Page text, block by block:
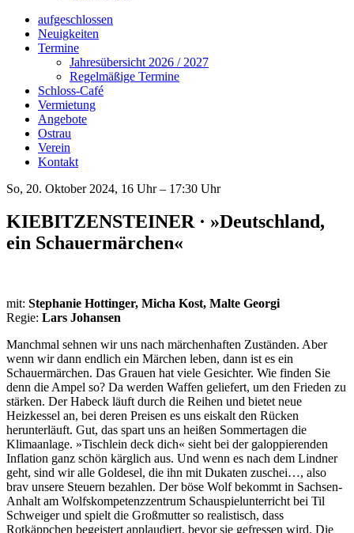
aufgeschlossen
Neuigkeiten
Termine
Jahresübersicht 2026 / 2027
Regelmäßige Termine
Schloss-Café
Vermietung
Angebote
Ostrau
Verein
Kontakt
So, 20. Oktober 2024, 16 Uhr – 17:30 Uhr
KIEBITZENSTEINER · »Deutschland,
ein Schauermärchen«
mit: Stephanie Hottinger, Micha Kost, Malte Georgi
Regie: Lars Johansen
Manchmal sehnen wir uns nach märchenhaften Zuständen. Aber
wenn wir dann endlich ein Märchen leben, dann ist es ein
Schauermärchen. Das Grauen hat viele Gesichter. Wie finden Sie
denn die Ampel so? Da werden Waffen geliefert, um den Frieden zu
stärken. Der Habeck läuft durch die Reihen und bietet neue
Heizkessel an, bei deren Preisen es uns eiskalt den Rücken
herunterläuft. Gut, das spart uns an heißen Sommertagen die
Klimaanlage. »Tischlein deck dich« sieht bei der galoppierenden
Inflation ganz schön kärglich aus. Und wenn es nach dem Lindner
geht, sind wir alle Goldesel, die ihn mit Dukaten zuschei…, also
brav unsere Steuern bezahlen. Der böse Wolf bekommt in Sachsen-
Anhalt am Wolfskompetenzzentrum Schauspielunterricht bei Til
Schweiger und spielt die Großmutter so realistisch, dass
Rotkäppchen begeistert applaudiert, bevor sie gefressen wird. Die